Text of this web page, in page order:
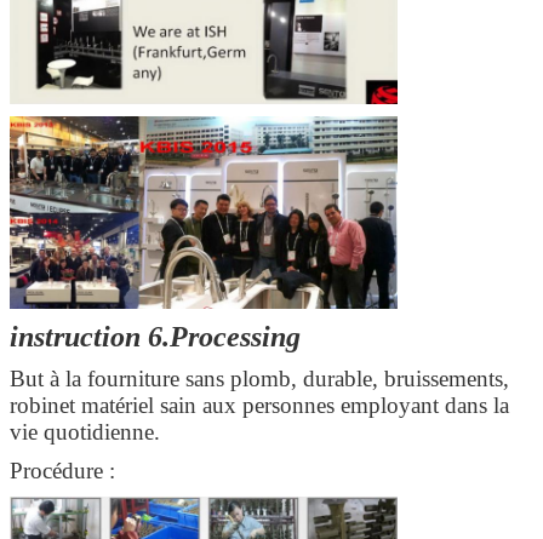
instruction 6.Processing
But à la fourniture sans plomb, durable, bruissements,
robinet matériel sain aux personnes employant dans la
vie quotidienne.
Procédure :